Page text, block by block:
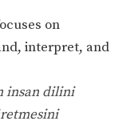
on
interpret, and
insan dilini